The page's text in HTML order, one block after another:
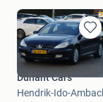
in
Mijn
Dunant Cars
Hendrik-Ido-